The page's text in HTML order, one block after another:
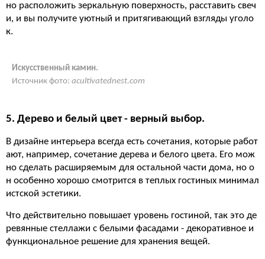
но расположить зеркальную поверхность, расставить свеч
и, и вы получите уютный и притягивающий взгляды уголо
к.
Искусственный камин.
Источник фото: acultivatednest.com
5. Дерево и белый цвет - верный выбор.
В дизайне интерьера всегда есть сочетания, которые работ
ают, например, сочетание дерева и белого цвета. Его мож
но сделать расширяемым для остальной части дома, но о
н особенно хорошо смотрится в теплых гостиных минимал
истской эстетики.
Что действительно повышает уровень гостиной, так это де
ревянные стеллажи с белыми фасадами - декоративное и
функциональное решение для хранения вещей.